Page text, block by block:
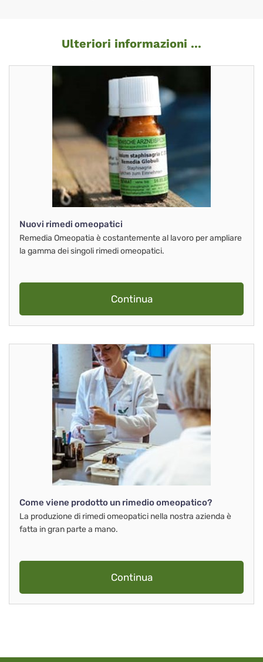
Ulteriori informazioni ...
Nuovi rimedi omeopatici
Remedia Omeopatia è costantemente al lavoro per ampliare
la gamma dei singoli rimedi omeopatici.
Continua
Come viene prodotto un rimedio omeopatico?
La produzione di rimedi omeopatici nella nostra azienda è
fatta in gran parte a mano.
Continua